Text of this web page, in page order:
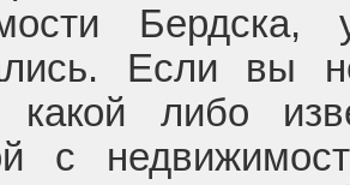
Бердска,
Если вы
какой либо
с